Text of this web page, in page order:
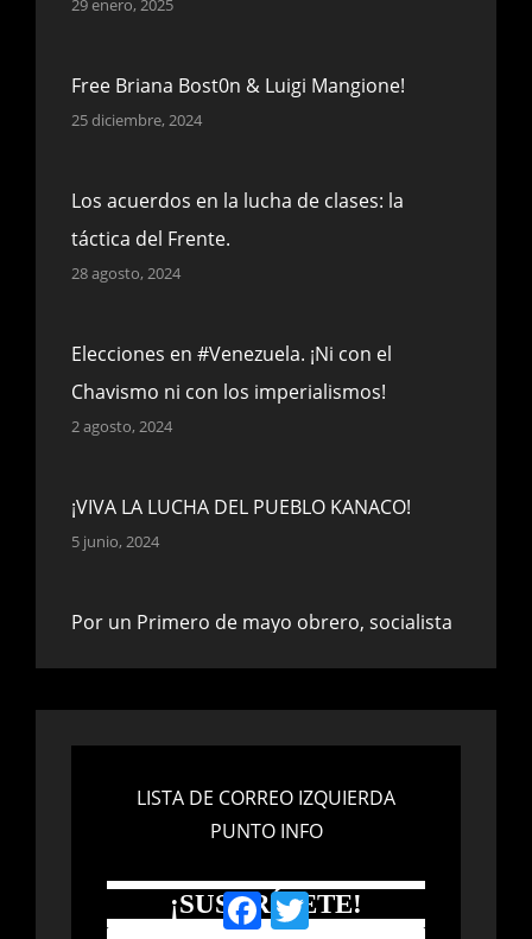
29 enero, 2025
Free Briana Bost0n & Luigi Mangione!
25 diciembre, 2024
Los acuerdos en la lucha de clases: la
táctica del Frente.
28 agosto, 2024
Elecciones en #Venezuela. ¡Ni con el
Chavismo ni con los imperialismos!
2 agosto, 2024
¡VIVA LA LUCHA DEL PUEBLO KANACO!
5 junio, 2024
Por un Primero de mayo obrero, socialista
6 abril, 2024
¿Son el fascismo y el nazismo lo mismo?
15 enero, 2024
LISTA DE CORREO IZQUIERDA
PUNTO INFO
¡SUSCRÍBETE!
Facebook
Twitter